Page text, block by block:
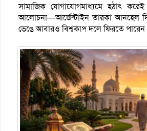
সামাজিক যোগাযোগমাধ্যমে হঠাৎ
আলোচনা—আর্জেন্টাইন তারকা আনহেল
ভেঙে আবারও বিশ্বকাপ দলে ফিরতে